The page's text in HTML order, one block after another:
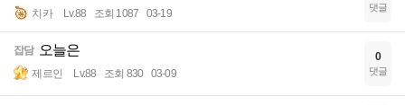
치카 Lv.88 조회 1087 03-19 댓글
잡담 오늘은
제르인 Lv.88 조회 830 03-09
0
댓글